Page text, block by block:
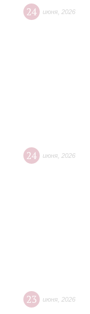
24 июня 2026
24 июня 2026
23 июня 2026